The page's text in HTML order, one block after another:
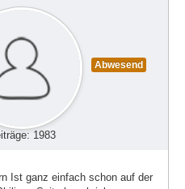
Abwesend
1983
Ist ganz einfach schon auf der